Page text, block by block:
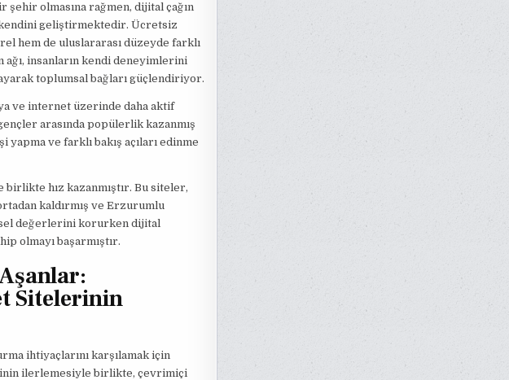
olmasına rağmen, dijital çağın
geliştirmektedir. Ücretsiz
hem de uluslararası düzeyde farklı
insanların kendi deneyimlerini
toplumsal bağları güçlendiriyor.
ve internet üzerinde daha aktif
arasında popülerlik kazanmış
ve farklı bakış açıları edinme
hız kazanmıştır. Bu siteler,
kaldırmış ve Erzurumlu
değerlerini korurken dijital
olmayı başarmıştır.
Sitelerinin
ihtiyaçlarını karşılamak için
ilerlemesiyle birlikte, çevrimiçi